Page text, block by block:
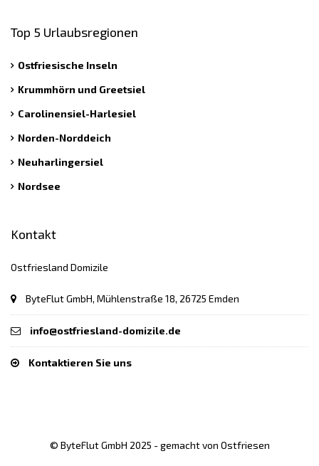
Top 5 Urlaubsregionen
Ostfriesische Inseln
Krummhörn und Greetsiel
Carolinensiel-Harlesiel
Norden-Norddeich
Neuharlingersiel
Nordsee
Kontakt
Ostfriesland Domizile
ByteFlut GmbH, Mühlenstraße 18, 26725 Emden
info@ostfriesland-domizile.de
Kontaktieren Sie uns
© ByteFlut GmbH 2025 - gemacht von Ostfriesen